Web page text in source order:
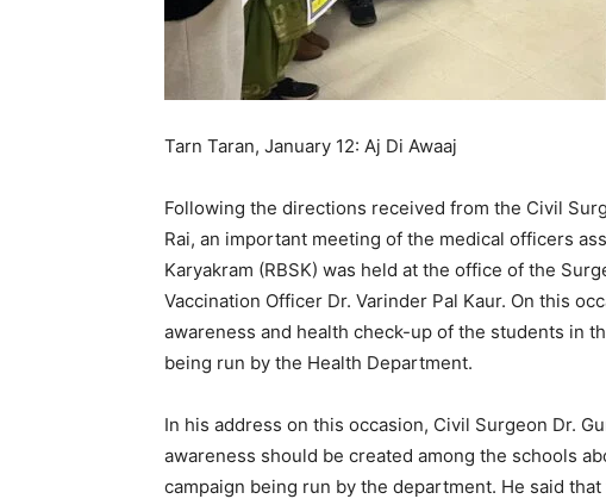
Tarn Taran, January 12: Aj Di Awaaj
Following the directions received from the Civil
Rai, an important meeting of the medical officers
Karyakram (RBSK) was held at the office of the
Vaccination Officer Dr. Varinder Pal Kaur. On this
awareness and health check-up of the students in
being run by the Health Department.
In his address on this occasion, Civil Surgeon Dr.
awareness should be created among the schools
campaign being run by the department. He said